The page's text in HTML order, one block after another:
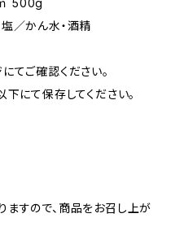
ん水・酒精
認ください。
存してください。
すので、商品をお召し上が